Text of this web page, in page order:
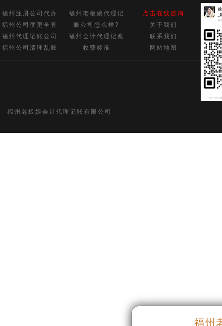
福州注册公司代办
福州公司变更全套
福州代理记账公司
福州公司清理乱账
福州老板娘代理记
账公司怎么样?
福州会计代理记账
收费标准
点击在线咨询
关于我们
联系我们
网站地图
福州老板娘会计代理记账有限公司
福州